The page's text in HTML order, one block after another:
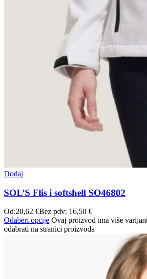
Dodaj
SOL’S Flis i softshell SO46802
Od:20,62 €Bez pdv: 16,50 €
Odaberi opcije Ovaj proizvod ima više
odabrati na stranici proizvoda